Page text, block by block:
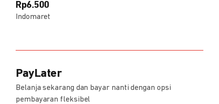
Rp6.500
Indomaret
PayLater
Belanja sekarang dan bayar nanti dengan opsi
pembayaran fleksibel